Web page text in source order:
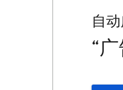
自
“